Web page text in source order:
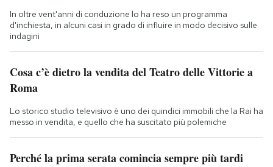
In oltre vent'anni di conduzione lo ha reso un programma
d'inchiesta, in alcuni casi in grado di influire in modo decisivo sulle
indagini
Cosa c’è dietro la vendita del Teatro delle Vittorie a
Roma
Lo storico studio televisivo è uno dei quindici immobili che la Rai ha
messo in vendita, e quello che ha suscitato più polemiche
Perché la prima serata comincia sempre più tardi